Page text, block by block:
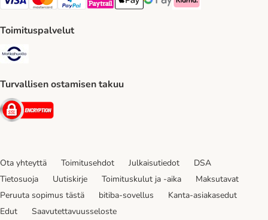
VISA Payment Method
Mastercard Payment Method
Paypal Payment Method
Paytrail Payment Method
Apple Pay Payment Method
Google Pay Payment Method
Klarna Payment Method
Toimituspalvelut
Turvallisen ostamisen takuu
Security
Ota yhteyttä Toimitusehdot Julkaisutiedot
DSA
Tietosuoja
Uutiskirje Toimituskulut ja -aika
Maksutavat
Peruuta sopimus tästä
bitiba-sovellus
Kanta-asiakasedut
Edut
Saavutettavuusseloste